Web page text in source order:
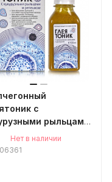
с
рыльцами
поджелудочной
Нет в наличии
06361